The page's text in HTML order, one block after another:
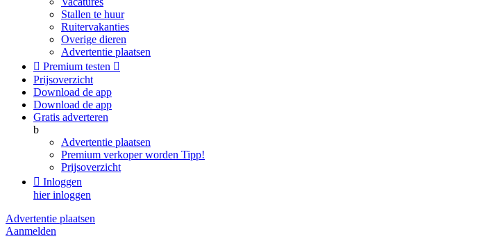
Stallen te huur
Ruitervakanties
Overige dieren
Advertentie plaatsen
 Premium testen 
Prijsoverzicht
Download de app
Download de app
Gratis adverteren
b
Advertentie plaatsen
Premium verkoper worden Tipp!
Prijsoverzicht
 Inloggen
hier inloggen
Advertentie plaatsen
Aanmelden